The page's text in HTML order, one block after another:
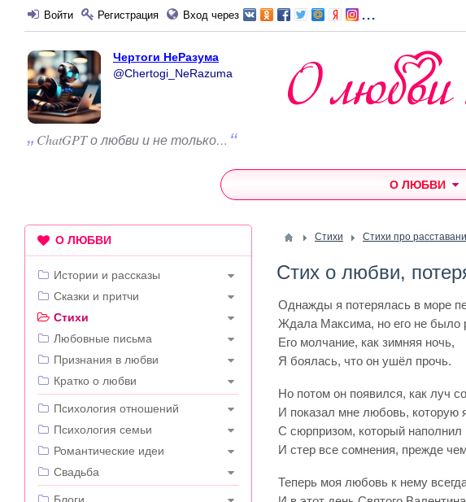
Войти Регистрация Вход через ...
Чертоги НеРазума
@Chertogi_NeRazuma
ChatGPT о любви и не только…
О ЛЮБВИ
Стихи Стихи про
Стих о любви,
Однажды я потерялась в море
Ждала Максима, но его не было
Его молчание, как зимняя ночь,
Я боялась, что он ушёл прочь.
Но потом он появился, как луч
И показал мне любовь, которую
С сюрпризом, который наполнил
И стер все сомнения, прежде
Теперь моя любовь к нему
О ЛЮБВИ
Истории и рассказы
Сказки и притчи
Стихи
Любовные письма
Признания в любви
Кратко о любви
---
Психология отношений
Психология семьи
Романтические идеи
Свадьба
---